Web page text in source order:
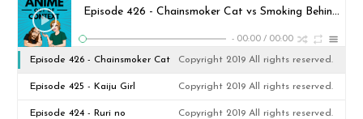
Episode 426 - Chainsmoker Cat vs Smoking Behind the Supermarket with You
- 00:00 / 00:00
Episode 426 - Chainsmoker Cat
vs Smoking Behind the
Supermarket with You
Copyright 2019 All rights reserved.
Episode 425 - Kaiju Girl
Caramelise
Copyright 2019 All rights reserved.
Episode 424 - Ruri no Copyright 2019 All rights reserved.